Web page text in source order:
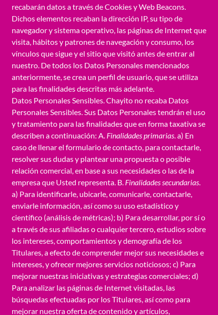
recabarán datos a través de Cookies y Web Beacons.
Dichos elementos recaban la dirección IP, su tipo de
navegador y sistema operativo, las páginas de Internet que
visita, hábitos y patrones de navegación y consumo, los
vínculos que sigue y el sitio que visitó antes de entrar al
nuestro. De todos los Datos Personales mencionados
anteriormente, se crea un perfil de usuario, que se utiliza
para las finalidades descritas más adelante.
Datos Personales Sensibles. Chayito no recaba Datos
Personales Sensibles. Sus Datos Personales tendrán el uso
y tratamiento para las finalidades que en forma taxativa se
describen a continuación: A. Finalidades primarias. a) En
caso de llenar el formulario de contacto, para contactarle,
resolver sus dudas y plantear una propuesta o posible
relación comercial, en base a sus necesidades o las de la
empresa que Usted representa. B. Finalidades secundarias.
a) Para identificarle, ubicarle, comunicarle, contactarle,
enviarle información, así como su uso estadístico y
científico (análisis de métricas); b) Para desarrollar, por sí o
a través de sus afiliadas o cualquier tercero, estudios sobre
los intereses, comportamientos y demografía de los
Titulares, a efecto de comprender mejor sus necesidades e
intereses, y ofrecer mejores servicios noticiosos; c) Para
mejorar nuestras iniciativas y estrategias comerciales; d)
Para analizar las páginas de Internet visitadas, las
búsquedas efectuadas por los Titulares, así como para
mejorar nuestra oferta de contenido y artículos,